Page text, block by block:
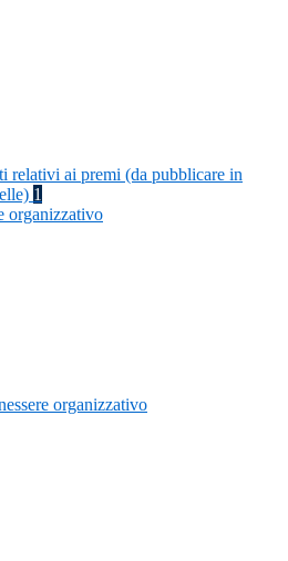
relativi ai premi (da pubblicare in
1
organizzativo
organizzativo